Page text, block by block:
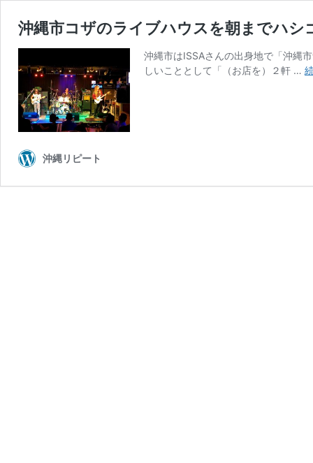
沖縄市コザのライブハウスを朝までハシ
沖縄市はISSAさんの出身地で「沖縄
しいこととして「（お店を）２軒 …
沖縄リピート